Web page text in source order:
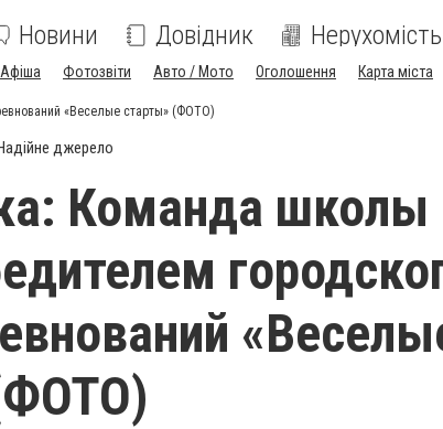
Новини Довідник Нерухомість
Афіша Фотозвіти Авто / Мото Оголошення Карта міста
«Веселые старты» (ФОТО)
джерело
Команда